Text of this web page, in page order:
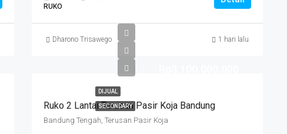
RUKO
Dharono Trisawego 1 hari lalu
DIJUAL
SECONDARY
Ruko 2 Lantai Terusan Pasir Koja Bandung
Bandung Tengah, Terusan Pasir Koja